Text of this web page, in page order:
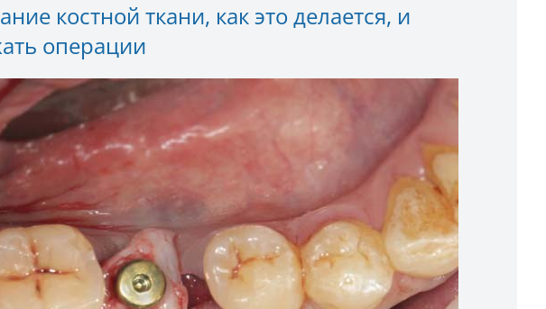
костной ткани, как это делается, и
операции